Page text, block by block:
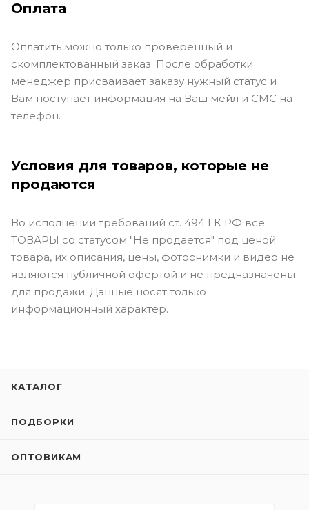
Оплата
Оплатить можно только проверенный и
скомплектованный заказ. После обработки
менеджер присваивает заказу нужный статус и
Вам поступает информация на Ваш мейл и СМС на
телефон.
Условия для товаров, которые не
продаются
Во исполнении требований ст. 494 ГК РФ все
ТОВАРЫ со статусом "Не продается" под ценой
товара, их описания, цены, фотоснимки и видео не
являются публичной офертой и не предназначены
для продажи. Данные носят только
информационный характер.
КАТАЛОГ
ПОДБОРКИ
ОПТОВИКАМ